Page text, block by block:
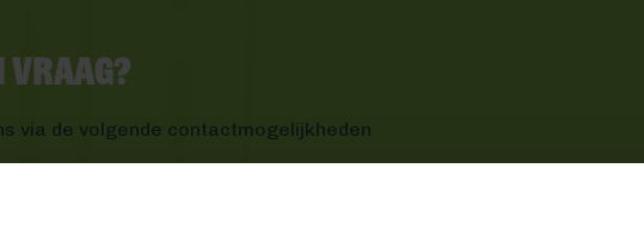
vraag?
via de volgende contactmogelijkheden